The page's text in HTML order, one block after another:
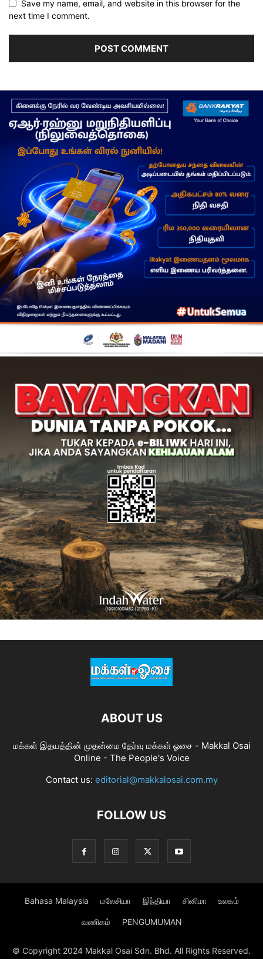
Save my name, email, and website in this browser for the
next time I comment.
ABOUT US
மக்கள் இதயத்தின் முதன்மை தேர்வு மக்கள் ஓசை - Makkal Osai
Online - The People's Voice
Contact us: editorial@makkalosai.com.my
FOLLOW US
Bahasa Malaysia மலேசியா இந்தியா சினிமா உலகம்
வணிகம் PENGUMUMAN
© Copyright 2024 Makkal Osai Sdn. Bhd. All Rights Reserved.